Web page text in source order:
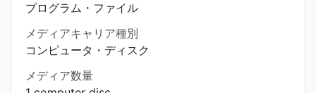
プログラム・ファイル
メディアキャリア種別
コンピュータ・ディスク
メディア数量